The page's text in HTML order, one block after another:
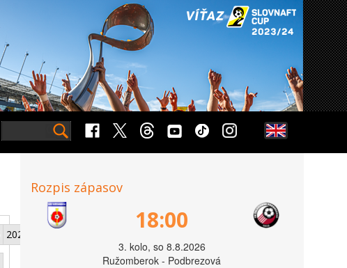
2026
Rozpis zápasov
18:00
3. kolo, so 8.8.2026
Ružomberok - Podbrezová